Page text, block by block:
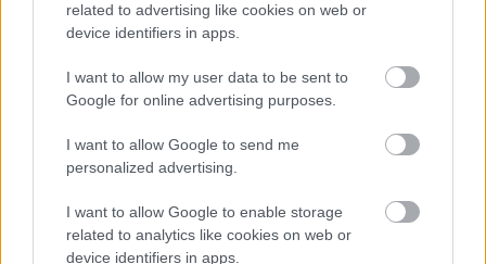
related to advertising like cookies on web or
device identifiers in apps.
I want to allow my user data to be sent to
Google for online advertising purposes.
I want to allow Google to send me
personalized advertising.
I want to allow Google to enable storage
related to analytics like cookies on web or
device identifiers in apps.